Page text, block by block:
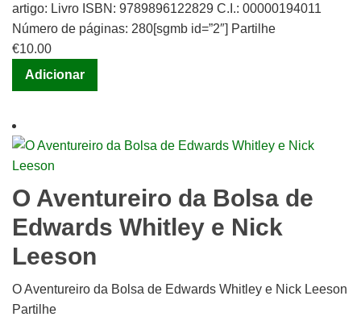
artigo: Livro ISBN: 9789896122829 C.I.: 00000194011
Número de páginas: 280[sgmb id=”2″] Partilhe
€10.00
Adicionar
O Aventureiro da Bolsa de
Edwards Whitley e Nick
Leeson
O Aventureiro da Bolsa de Edwards Whitley e Nick Leeson
Partilhe